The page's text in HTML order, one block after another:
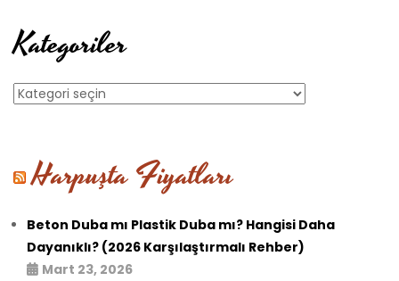
Kategoriler
Kategoriler
Harpuşta Fiyatları
Beton Duba mı Plastik Duba mı? Hangisi Daha
Dayanıklı? (2026 Karşılaştırmalı Rehber)
Mart 23, 2026